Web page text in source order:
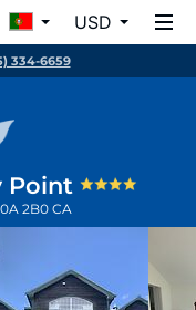
USD
334-6659
Point
2B0 CA